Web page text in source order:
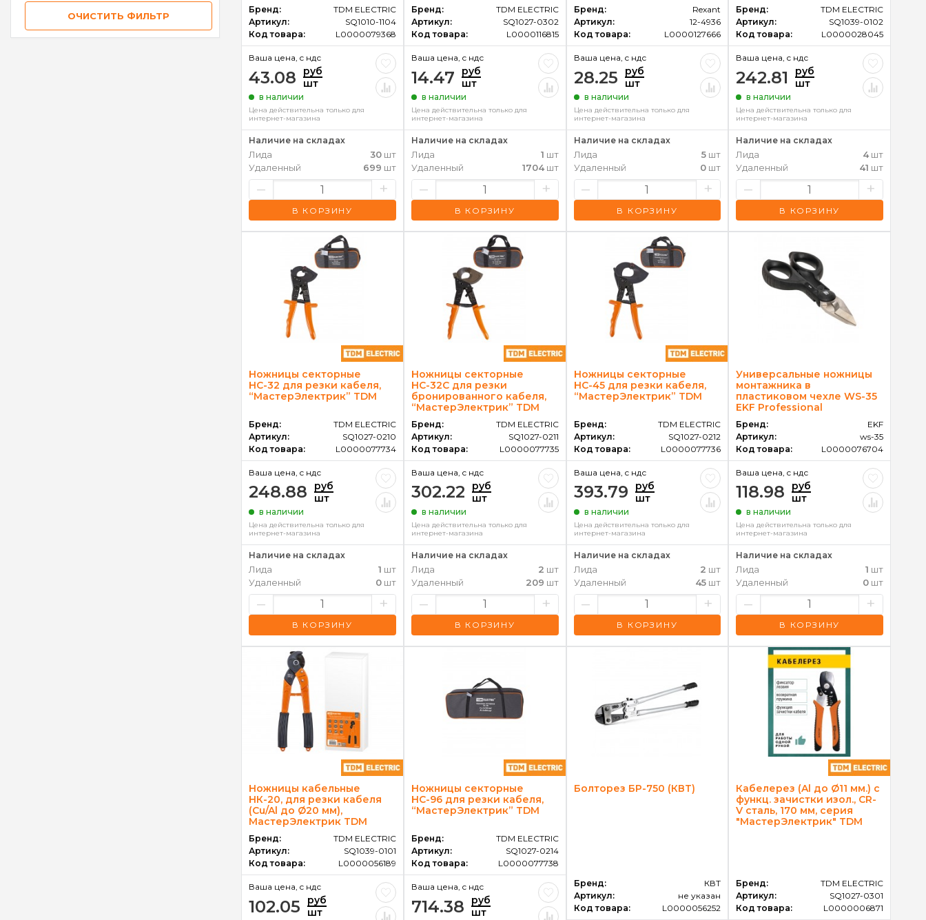
ОЧИСТИТЬ ФИЛЬТР
Бренд:
TDM ELECTRIC
Артикул:
SQ1010-1104
Код товара:
L0000079368
Ваша цена, c ндс
43.08
руб
шт
в наличии
Цена действительна только для
интернет-магазина
Наличие на складах
Лида 30шт
Удаленный
699 шт
– +
В КОРЗИНУ
Бренд:
TDM ELECTRIC
Артикул:
SQ1027-0302
Код товара:
L0000116815
Ваша цена, c ндс
14.47
руб
шт
в наличии
Цена действительна только для
интернет-магазина
Наличие на складах
Лида 1 шт
Удаленный
1704шт
– +
В КОРЗИНУ
Бренд:
Rexant
Артикул:
12-4936
Код товара:
L0000127666
Ваша цена, c ндс
28.25
руб
шт
в наличии
Цена действительна только для
интернет-магазина
Наличие на складах
Лида 5 шт
Удаленный
0 шт
– +
В КОРЗИНУ
Бренд:
TDM ELECTRIC
Артикул:
SQ1039-0102
Код товара:
L0000028045
Ваша цена, c ндс
242.81
руб
шт
в наличии
Цена действительна только для
интернет-магазина
Наличие на складах
Лида 4шт
Удаленный
41 шт
– +
В КОРЗИНУ
Ножницы секторные
НС-32 для резки кабеля,
“МастерЭлектрик” TDM
Бренд:
TDM ELECTRIC
Артикул:
SQ1027-0210
Код товара:
L0000077734
Ваша цена, c ндс
248.88
руб
шт
в наличии
Цена действительна только для
интернет-магазина
Наличие на складах
Лида 1 шт
Удаленный
0шт
– +
В КОРЗИНУ
Ножницы секторные
НС-32C для резки
бронированного кабеля,
“МастерЭлектрик” TDM
Бренд:
TDM ELECTRIC
Артикул:
SQ1027-0211
Код товара:
L0000077735
Ваша цена, c ндс
302.22
руб
шт
в наличии
Цена действительна только для
интернет-магазина
Наличие на складах
Лида 2 шт
Удаленный
209 шт
– +
В КОРЗИНУ
Ножницы секторные
НС-45 для резки кабеля,
“МастерЭлектрик” TDM
Бренд:
TDM ELECTRIC
Артикул:
SQ1027-0212
Код товара:
L0000077736
Ваша цена, c ндс
393.79
руб
шт
в наличии
Цена действительна только для
интернет-магазина
Наличие на складах
Лида 2 шт
Удаленный
45 шт
– +
В КОРЗИНУ
Универсальные ножницы
монтажника в
пластиковом чехле WS-35
EKF Professional
Бренд:
EKF
Артикул:
ws-35
Код товара:
L0000076704
Ваша цена, c ндс
118.98
руб
шт
в наличии
Цена действительна только для
интернет-магазина
Наличие на складах
Лида 1 шт
Удаленный
0 шт
– +
В КОРЗИНУ
Ножницы кабельные
НК-20, для резки кабеля
(Сu/Al до Ø20 мм),
МастерЭлектрик TDM
Бренд:
TDM ELECTRIC
Артикул:
SQ1039-0101
Код товара:
L0000056189
Ваша цена, c ндс
102.05
руб
шт
Ножницы секторные
НС-96 для резки кабеля,
“МастерЭлектрик” TDM
Бренд:
TDM ELECTRIC
Артикул:
SQ1027-0214
Код товара:
L0000077738
Ваша цена, c ндс
714.38
руб
шт
Болторез БР-750 (КВТ)
Бренд:
КВТ
Артикул:
не указан
Код товара:
L0000056252
Кабелерез (Al до Ø11 мм.) с
функц. зачистки изол., CR-
V сталь, 170 мм, серия
"МастерЭлектрик" TDM
Бренд:
TDM ELECTRIC
Артикул:
SQ1027-0301
Код товара:
L0000006871